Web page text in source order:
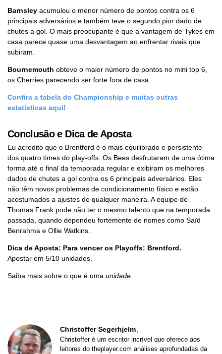
Barnsley acumulou o menor número de pontos contra os 6
principais adversários e também teve o segundo pior dado de
chutes a gol. O mais preocupante é que a vantagem de Tykes em
casa parece quase uma desvantagem ao enfrentar rivais que
subiram.
Bournemouth obteve o maior número de pontos no mini top 6,
os Cherries parecendo ser forte fora de casa.
Confira a tabela do Championship e muitas outras
estatísticas aqui!
Conclusão e Dica de Aposta
Eu acredito que o Brentford é o mais equilibrado e persistente
dos quatro times do play-offs. Os Bees desfrutaram de uma ótima
forma até o final da temporada regular e exibiram os melhores
dados de chutes a gol contra os 6 principais adversários. Eles
não têm novos problemas de condicionamento físico e estão
acostumados a ajustes de qualquer maneira. A equipe de
Thomas Frank pode não ter o mesmo talento que na temporada
passada, quando dependeu fortemente de nomes como Saïd
Benrahma e Ollie Watkins.
Dica de Aposta: Para vencer os Playoffs: Brentford.
Apostar em 5/10 unidades.
Saiba mais sobre o que é uma unidade
Christoffer Segerhjelm
Christoffer é um escritor incrível que oferece aos
leitores do theplayer.com análises aprofundadas da